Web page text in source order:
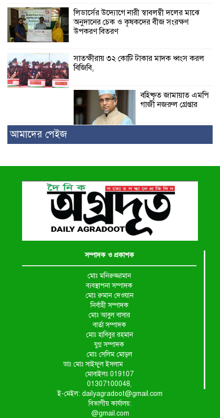
লিডার্সের উদ্যোগে নারী স্বাবলম্বী দলের মাঝে
অনুদানের চেক ও কৃষকদের বীজ সংরক্ষণ
উপকরণ বিতরণ
সাতক্ষীরায় ৩২ কোটি টাকার মাদক ধ্বংস করল
বিজিবি,
বহিষ্কৃত জামায়াত এমপি
গাজী নজরুল গ্রেপ্তার
আমাদের পেইজ
সম্পাদক ও প্রকাশক
মোঃ মনিরুজ্জামান
ব্যবস্থাপনা সম্পাদক
মোঃ রুমান দেওয়ান
নির্বাহী সম্পাদক
মোঃ আবুল বাসার
বার্তা সম্পাদক
মোঃ হাবিবুর রহমান
যুগ্ন সম্পাদক
মোঃ সেলিম মোড়ল
ডাঃ মোঃ সাইফুল ইসলাম
মোবাইলঃ 019107
01307100048,
ই-মেইল: dailyagradoot@gmail.com
বিভাগীয় কার্যালয়:
@gmail.com